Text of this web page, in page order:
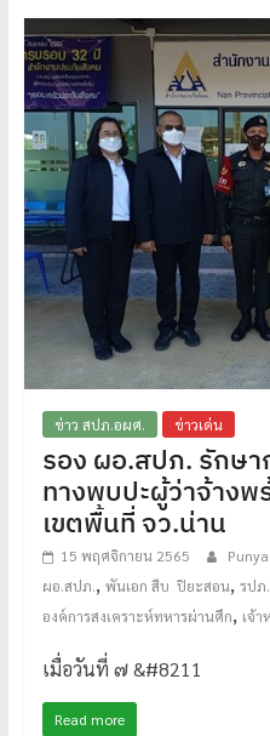
ข่าว สปภ.อผศ. ข่าวเด่น
รอง ผอ.สปภ. รักษา
ทางพบปะผู้ว่าจ้างพ
เขตพื้นที่ จว.น่าน
15 พฤศจิกายน 2565
ผอ.สปภ., พันเอก สืบ ปิยะสอน, รปภ
องค์การสงเคราะห์ทหารผ่านศึก, เจ้
เมื่อวันที่ ๗ &#8211
Read more